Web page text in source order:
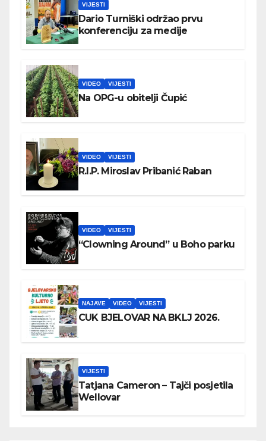
VIJESTI
Dario Turniški održao prvu
konferenciju za medije
VIDEO VIJESTI
Na OPG-u obitelji Čupić
VIDEO VIJESTI
R.I.P. Miroslav Pribanić Raban
VIDEO VIJESTI
“Clowning Around” u Boho parku
NAJAVE VIDEO VIJESTI
CUK BJELOVAR NA BKLJ 2026.
VIJESTI
Tatjana Cameron – Tajči posjetila
Wellovar